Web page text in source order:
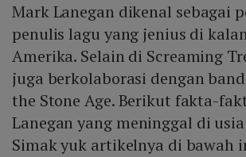
Mark Lanegan dikenal sebagai
penulis lagu yang jenius di
Amerika. Selain di Screaming
juga berkolaborasi dengan
the Stone Age. Berikut fakta-
Lanegan yang meninggal di
Simak yuk artikelnya di bawah